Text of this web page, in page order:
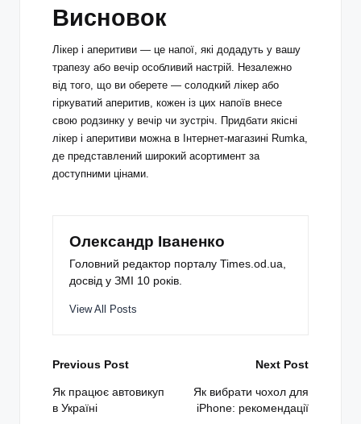
Висновок
Лікер і аперитиви — це напої, які додадуть у вашу
трапезу або вечір особливий настрій. Незалежно
від того, що ви оберете — солодкий лікер або
гіркуватий аперитив, кожен із цих напоїв внесе
свою родзинку у вечір чи зустріч. Придбати якісні
лікер і аперитиви можна в Інтернет-магазині Rumka
де представлений широкий асортимент за
доступними цінами.
Олександр Іваненко
Головний редактор порталу Times.od.ua,
досвід у ЗМІ 10 років.
View All Posts
Post
navigation
Previous Post
Як працює автовикуп
в Україні
Next Post
Як вибрати чохол для
iPhone: рекомендації